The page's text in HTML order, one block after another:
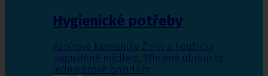
Hygienické potřeby
Papírové kapesníky, Žínky a houbičky
napuštěné mýdlem, Vlhčené ubrousky,
Jednorázové bryndáky